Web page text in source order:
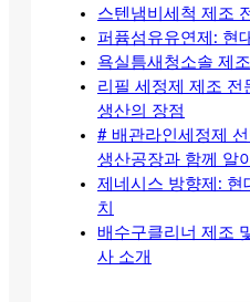
스텐냄비세척 제조
퍼퓸섬유유연제: 현
욕실틈새청소솔 제
리필 세정제 제조 전
생산의 장점
# 배관라인세정제
생산공장과 함께 알
제네시스 방향제: 현
치
배수구클리너 제조
사 소개